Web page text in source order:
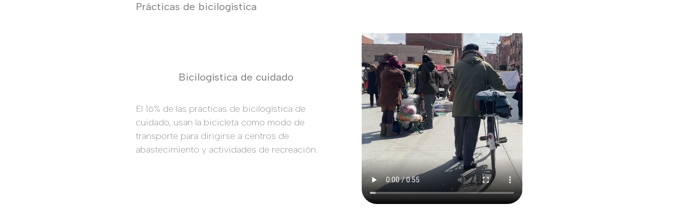
Prácticas de bicilogística
Bicilogística de cuidado
El 16% de las prácticas de bicilogística de
cuidado, usan la bicicleta como modo de
transporte para dirigirse a centros de
abastecimiento y actividades de recreación.